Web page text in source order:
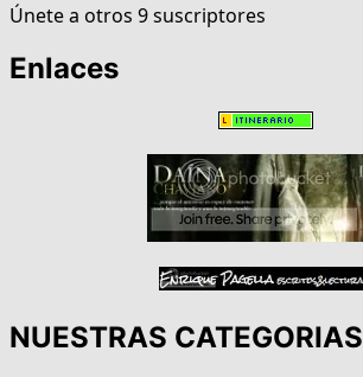
Únete a otros 9 suscriptores
Enlaces
NUESTRAS CATEGORIAS